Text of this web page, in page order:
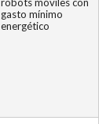
gasto mínimo
energético